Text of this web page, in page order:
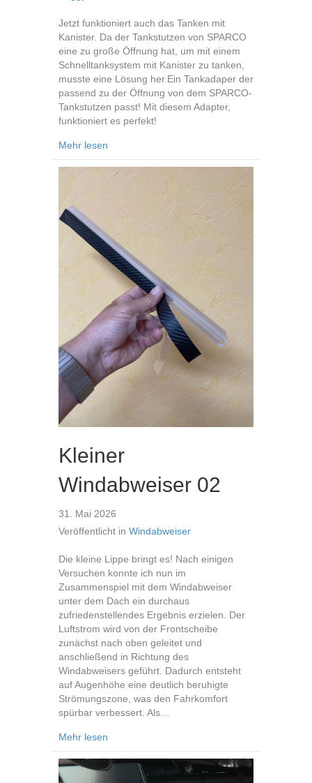
Jetzt funktioniert auch das Tanken mit
Kanister. Da der Tankstutzen von SPARCO
eine zu große Öffnung hat, um mit einem
Schnelltanksystem mit Kanister zu tanken,
musste eine Lösung her.Ein Tankadaper der
passend zu der Öffnung von dem SPARCO-
Tankstutzen passt! Mit diesem Adapter,
funktioniert es perfekt!
Mehr lesen
Kleiner
Windabweiser 02
31. Mai 2026
Veröffentlicht in Windabweiser
Die kleine Lippe bringt es! Nach einigen
Versuchen konnte ich nun im
Zusammenspiel mit dem Windabweiser
unter dem Dach ein durchaus
zufriedenstellendes Ergebnis erzielen. Der
Luftstrom wird von der Frontscheibe
zunächst nach oben geleitet und
anschließend in Richtung des
Windabweisers geführt. Dadurch entsteht
auf Augenhöhe eine deutlich beruhigte
Strömungszone, was den Fahrkomfort
spürbar verbessert. Als…
Mehr lesen